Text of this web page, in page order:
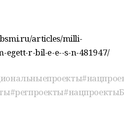
articles/milli-
r-bil-e-e--s-n-481947/
#регпроекты